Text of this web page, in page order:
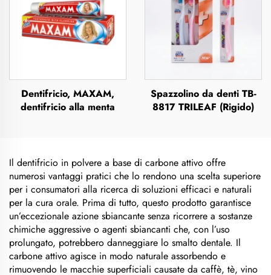
Dentifricio, MAXAM,
dentifricio alla menta
Spazzolino da denti TB-
8817 TRILEAF (Rigido)
Il dentifricio in polvere a base di carbone attivo offre
numerosi vantaggi pratici che lo rendono una scelta superiore
per i consumatori alla ricerca di soluzioni efficaci e naturali
per la cura orale. Prima di tutto, questo prodotto garantisce
un’eccezionale azione sbiancante senza ricorrere a sostanze
chimiche aggressive o agenti sbiancanti che, con l’uso
prolungato, potrebbero danneggiare lo smalto dentale. Il
carbone attivo agisce in modo naturale assorbendo e
rimuovendo le macchie superficiali causate da caffè, tè, vino